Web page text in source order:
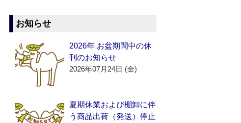
お知らせ
2026年 お盆期間中の休
刊のお知らせ
2026年07月24日 (金)
夏期休業および棚卸に伴
う商品出荷（発送）停止